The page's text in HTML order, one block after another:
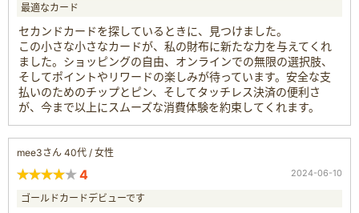
最適なカード
セカンドカードを探しているときに、見つけました。
この小さな小さなカードが、私の財布に新たな力を与えてくれ
ました。ショッピングの自由、オンラインでの無限の選択肢、
そしてポイントやリワードの楽しみが待っています。安全な支
払いのためのチップとピン、そしてタッチレス決済の便利さ
が、今まで以上にスムーズな消費体験を約束してくれます。
mee3さん 40代 / 女性
4 2024-06-10
ゴールドカードデビューです